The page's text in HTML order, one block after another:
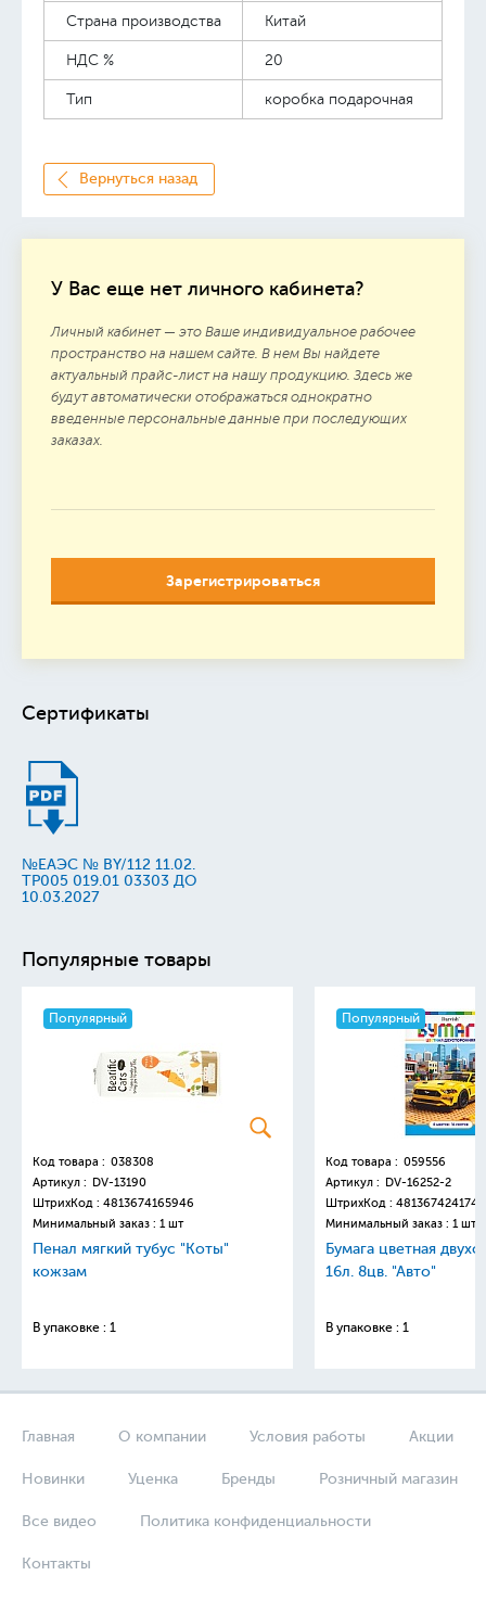
У Вас еще нет личного кабинета?
Личный кабинет — это Ваше индивидуальное рабочее
пространство на нашем сайте. В нем Вы найдете
актуальный прайс-лист на нашу продукцию. Здесь же
будут автоматически отображаться однократно
введенные персональные данные при последующих
заказах.
Зарегистрироваться
Страна производства Китай
НДС % 20
Тип коробка подарочная
Вернуться назад
Сертификаты
№ЕАЭС № BY/112 11.02.
TP005 019.01 03303 ДО
10.03.2027
Популярные товары
Популярный
Код товара : 038308
Артикул : DV-13190
ШтрихКод : 4813674165946
Минимальный заказ : 1 шт
Пенал мягкий тубус "Коты"
кожзам
В упаковке : 1
Популярный
Код товара : 059556
Артикул : DV-16252-2
ШтрихКод : 4813674241749
Минимальный заказ : 1 шт
Бумага цветная
16л. 8цв. "Авто"
В упаковке : 1
Главная О компании Условия работы Акции
Новинки Уценка Бренды Розничный магазин
Все видео Политика конфиденциальности
Контакты